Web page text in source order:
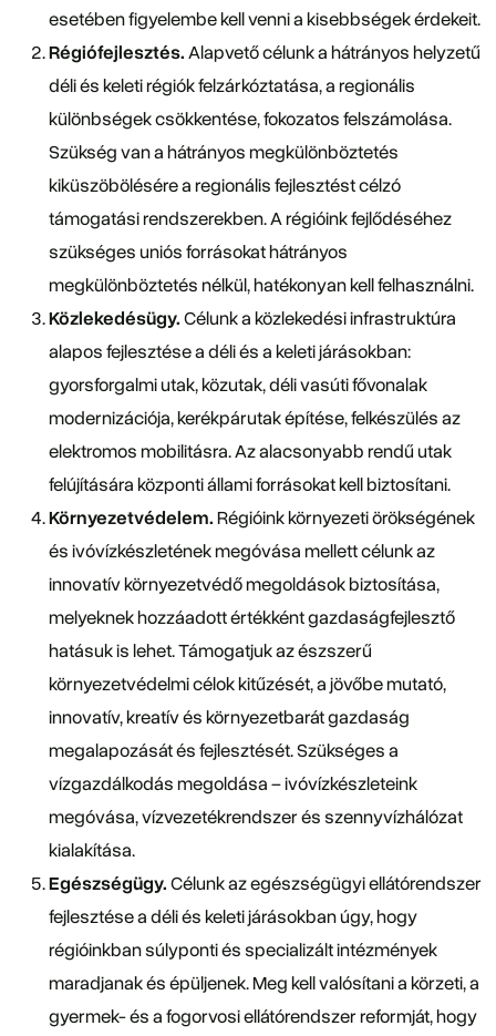
esetében figyelembe kell venni a kisebbségek érdekeit.
Régiófejlesztés.Alapvető célunk a hátrányos helyzetű
déli és keleti régiók felzárkóztatása, a regionális
különbségek csökkentése, fokozatos felszámolása.
Szükség van a hátrányos megkülönböztetés
kiküszöbölésére a regionális fejlesztést célzó
támogatási rendszerekben. A régióink fejlődéséhez
szükséges uniós forrásokat hátrányos
megkülönböztetés nélkül, hatékonyan kell felhasználni.
Közlekedésügy.Célunk a közlekedési infrastruktúra
alapos fejlesztése a déli és a keleti járásokban:
gyorsforgalmi utak, közutak, déli vasúti fővonalak
modernizációja, kerékpárutak építése, felkészülés az
elektromos mobilitásra. Az alacsonyabb rendű utak
felújítására központi állami forrásokat kell biztosítani.
Környezetvédelem.Régióink környezeti örökségének
és ivóvízkészletének megóvása mellett célunk az
innovatív környezetvédő megoldások biztosítása,
melyeknek hozzáadott értékként gazdaságfejlesztő
hatásuk is lehet. Támogatjuk az észszerű
környezetvédelmi célok kitűzését, a jövőbe mutató,
innovatív, kreatív és környezetbarát gazdaság
megalapozását és fejlesztését. Szükséges a
vízgazdálkodás megoldása – ivóvízkészleteink
megóvása, vízvezetékrendszer és szennyvízhálózat
kialakítása.
Egészségügy.Célunk az egészségügyi ellátórendszer
fejlesztése a déli és keleti járásokban úgy, hogy
régióinkban súlyponti és specializált intézmények
maradjanak és épüljenek. Meg kell valósítani a körzeti, a
gyermek- és a fogorvosi ellátórendszer reformját, hogy